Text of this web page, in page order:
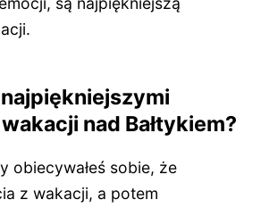
nad Bałtykiem?
obiecywałeś sobie, że
z wakacji, a potem